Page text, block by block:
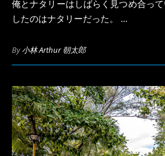
俺とナタリーはしばらく見つめ合っていたが、先に視線を外
したのはナタリーだった。 …
By小林 Arthur 朝太郎